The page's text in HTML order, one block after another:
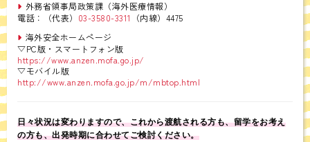
外務省領事局政策課（海外医療情報）
電話：（代表） 03-3580-3311
（内線）4475
海外安全ホームページ
▽PC版・スマートフォン版
https://www.anzen.mofa.go.jp/
▽モバイル版
http://www.anzen.mofa.go.jp/m/mbtop.html
日々状況は変わりますので、これから渡航される方も、留学をお考え
の方も、出発時期に合わせてご検討ください。